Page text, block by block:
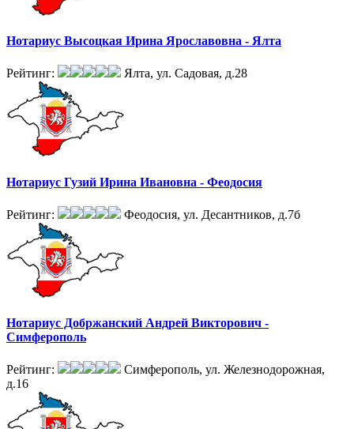
Нотариус Высоцкая Ирина Ярославовна - Ялта
Рейтинг: Ялта, ул. Садовая, д.28
Нотариус Гузий Ирина Ивановна - Феодосия
Рейтинг: Феодосия, ул. Десантников, д.7б
Нотариус Добржанский Андрей Викторович -
Симферополь
Рейтинг:
Симферополь, ул. Железнодорожная,
д.16